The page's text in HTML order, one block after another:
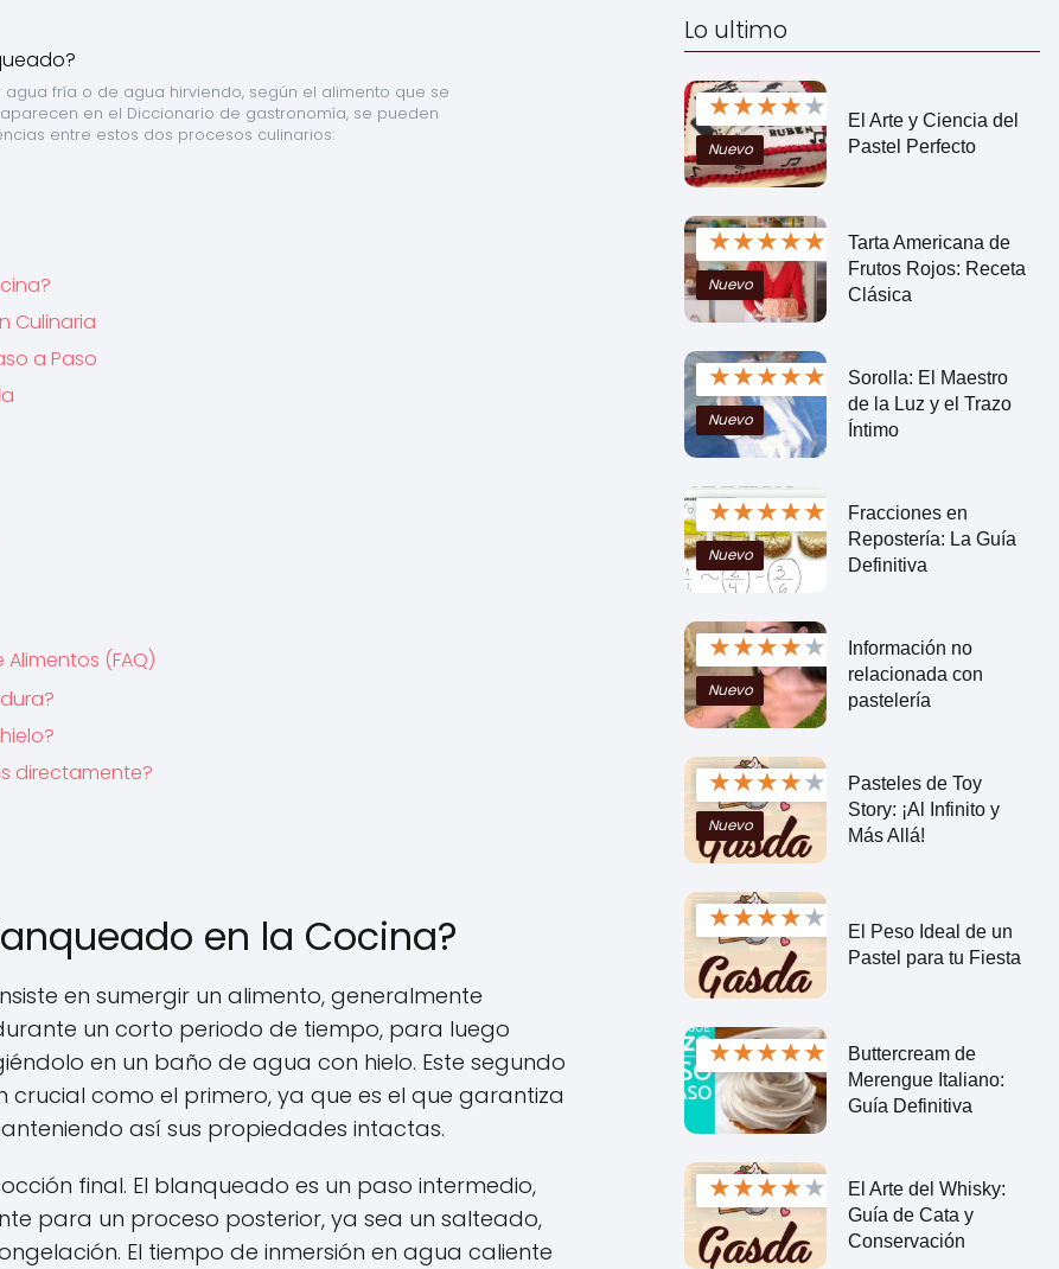
fría o de agua hirviendo, según el alimento que se
en el Diccionario de gastronomía, se pueden
entre estos dos procesos culinarios:
Culinaria
a Paso
(FAQ)
directamente?
en la Cocina?
en sumergir un alimento, generalmente
un corto periodo de tiempo, para luego
en un baño de agua con hielo. Este segundo
crucial como el primero, ya que es el que garantiza
así sus propiedades intactas.
final. El blanqueado es un paso intermedio,
para un proceso posterior, ya sea un salteado,
El tiempo de inmersión en agua caliente
Lo ultimo
★★★★★
Nuevo
El Arte y Ciencia del
Pastel Perfecto
★★★★★
Nuevo
Tarta Americana de
Frutos Rojos: Receta
Clásica
★★★★★
Nuevo
Sorolla: El Maestro
de la Luz y el Trazo
Íntimo
★★★★★
Nuevo
Fracciones en
Repostería: La Guía
Definitiva
★★★★★
Nuevo
Información no
relacionada con
pastelería
★★★★★
Nuevo
Pasteles de Toy
Story: ¡Al Infinito y
Más Allá!
★★★★★
El Peso Ideal de un
Pastel para tu Fiesta
★★★★★
Buttercream de
Merengue Italiano:
Guía Definitiva
★★★★★
El Arte del Whisky:
Guía de Cata y
Conservación